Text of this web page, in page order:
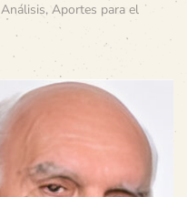
Análisis, Aportes para el